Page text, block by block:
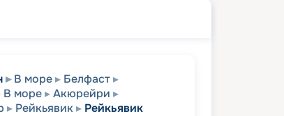
В море
Белфаст
В море
Акюрейри
Рейкьявик Рейкьявик